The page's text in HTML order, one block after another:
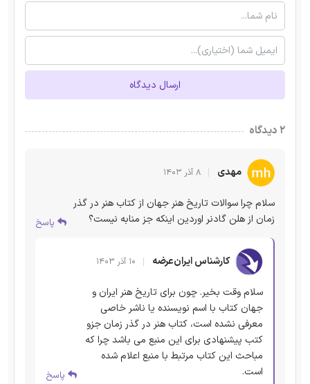
ارسال دیدگاه
۲ دیدگاه
مهدی ۸ آذر ۱۴۰۳
سلام چرا سوالات تاریخ هنر جهان از کتاب هنر در گذر
زمان از هلن گادنر اوردین اینکه جز منابه نیست؟
پاسخ
کارشناس ایران‌عرضه ۱۰ آذر ۱۴۰۳
سلام وقت بخیر. چون برای تاریخ هنر ایران و
جهان کتاب با اسم نویسنده یا ناشر خاصی
معرفی نشده است، کتاب هنر در گذر زمان جزو
کتب پیشنهادی برای این منبع می باشد چرا که
مباحث این کتاب مرتبط با منبع اعلام شده
است.
پاسخ